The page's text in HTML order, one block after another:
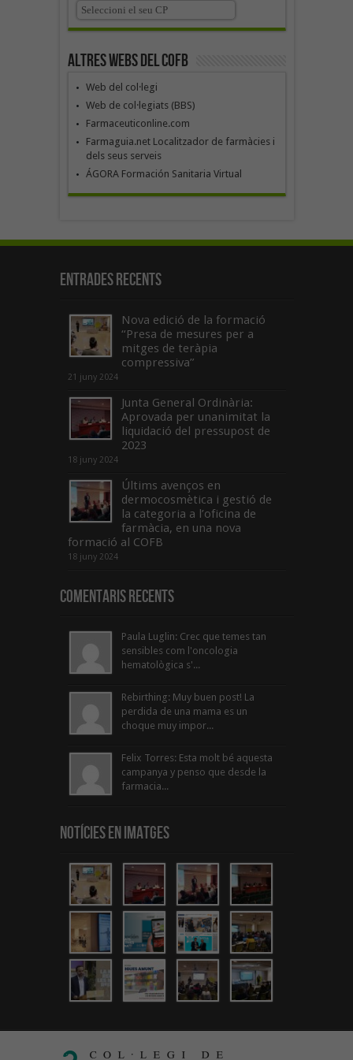
Altres webs del COFB
Web del col·legi
Web de col·legiats (BBS)
Farmaceuticonline.com
Farmaguia.net Localitzador de farmàcies i
dels seus serveis
ÁGORA Formación Sanitaria Virtual
Entrades recents
Nova edició de la formació
“Presa de mesures per a
mitges de teràpia
compressiva”
21 juny 2024
Junta General Ordinària:
Aprovada per unanimitat la
liquidació del pressupost de
2023
18 juny 2024
Últims avenços en
dermocosmètica i gestió de
la categoria a l’oficina de
farmàcia, en una nova
formació al COFB
18 juny 2024
Comentaris Recents
Paula Luglin: Crec que temes tan
sensibles com l'oncologia
hematològica s'...
Rebirthing: Muy buen post! La
perdida de una mama es un
choque muy impor...
Felix Torres: Esta molt bé aquesta
campanya y penso que desde la
farmacia...
Notícies en Imatges